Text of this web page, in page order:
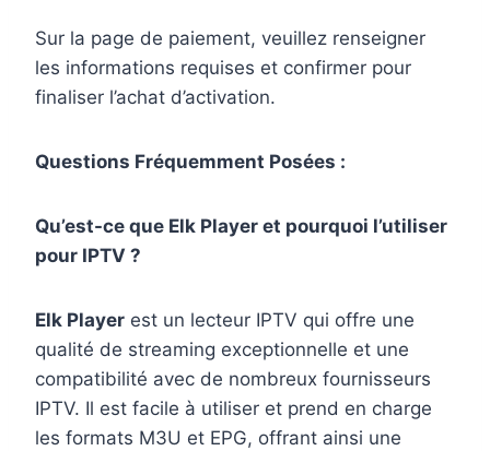
Sur la page de paiement, veuillez renseigner
les informations requises et confirmer pour
finaliser l’achat d’activation.
Questions Fréquemment Posées :
Qu’est-ce que Elk Player et pourquoi l’utiliser
pour IPTV ?
Elk Player est un lecteur IPTV qui offre une
qualité de streaming exceptionnelle et une
compatibilité avec de nombreux fournisseurs
IPTV. Il est facile à utiliser et prend en charge
les formats M3U et EPG, offrant ainsi une